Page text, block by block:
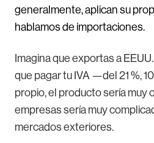
generalmente, aplican su
hablamos de importaciones.
Imagina que exportas a
que pagar tu IVA —del 21 %,
propio, el producto sería muy
empresas sería muy
mercados exteriores.